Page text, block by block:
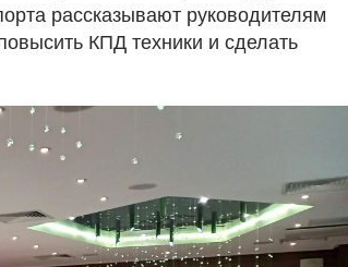
рассказывают руководителям
КПД техники и сделать